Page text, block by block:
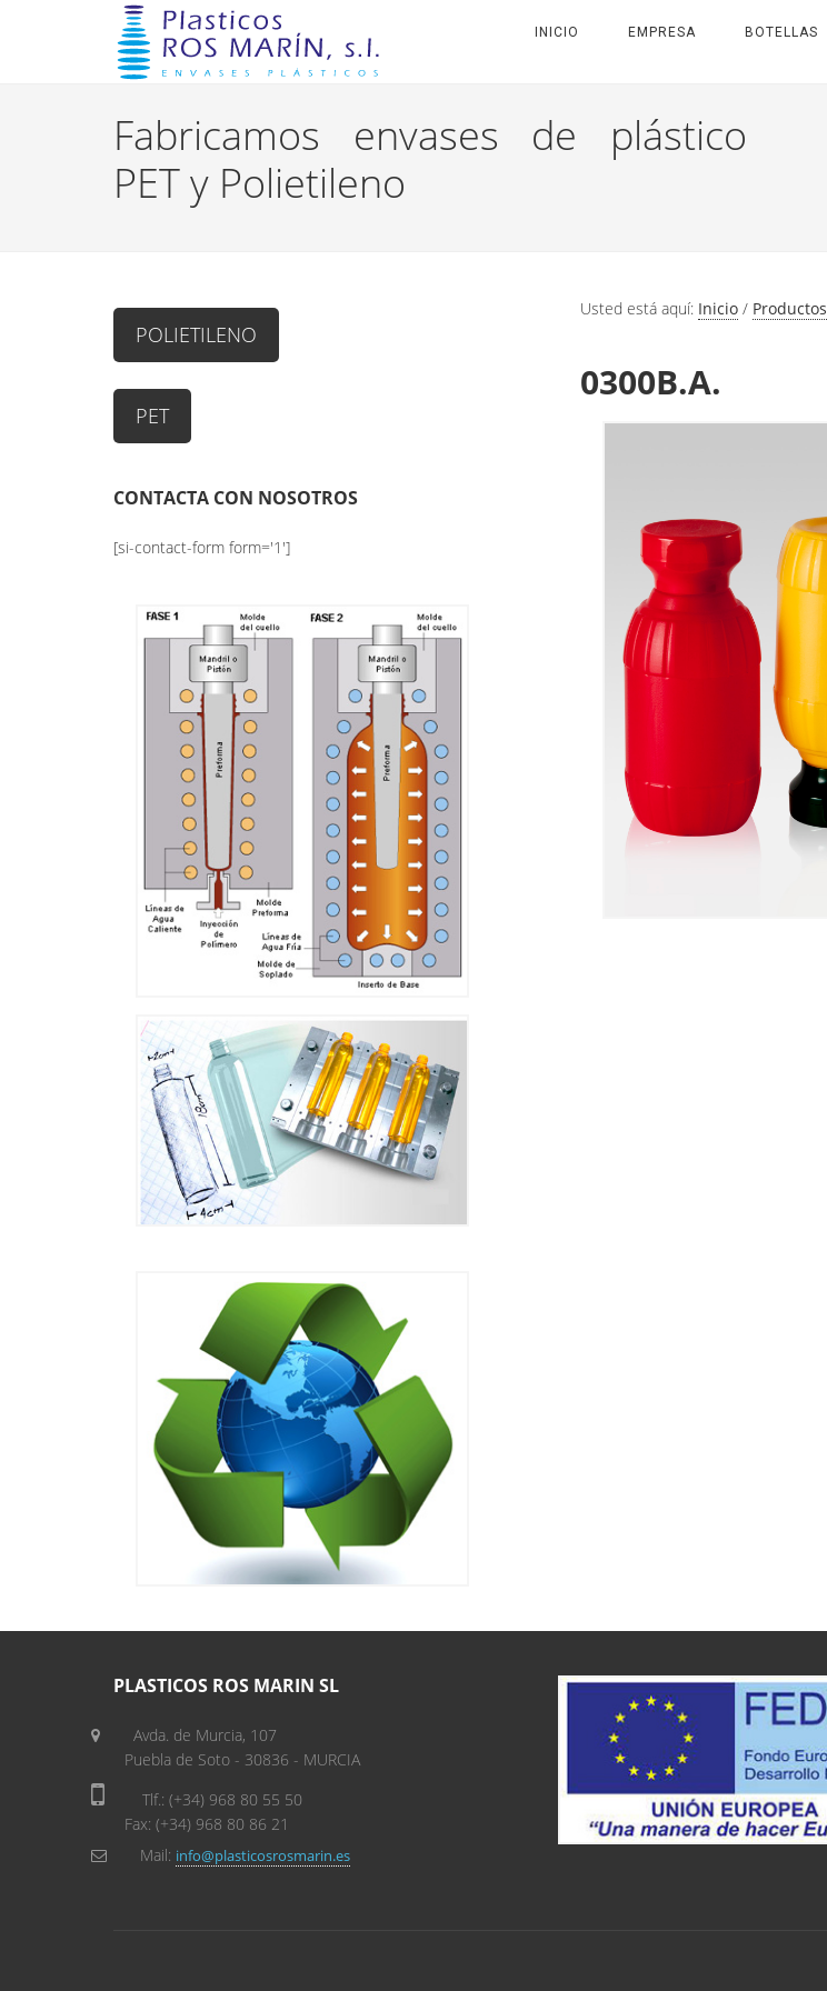
INICIO EMPRESA BOTELLAS
Fabricamos envases de plástico
PET y Polietileno
Usted está aquí: Inicio / Productos
0300B.A.
POLIETILENO
PET
CONTACTA CON NOSOTROS
[si-contact-form form='1']
PLASTICOS ROS MARIN SL
Avda. de Murcia, 107
Puebla de Soto - 30836 - MURCIA
Tlf.: (+34) 968 80 55 50
Fax: (+34) 968 80 86 21
Mail: info@plasticosrosmarin.es